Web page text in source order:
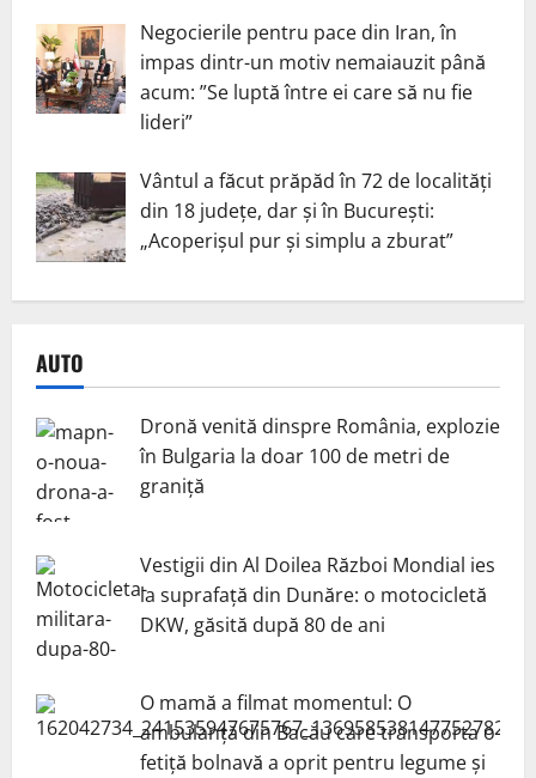
Negocierile pentru pace din Iran, în
impas dintr-un motiv nemaiauzit până
acum: ”Se luptă între ei care să nu fie
lideri”
Vântul a făcut prăpăd în 72 de localități
din 18 județe, dar și în București:
„Acoperișul pur și simplu a zburat”
AUTO
Dronă venită dinspre România, explozie
în Bulgaria la doar 100 de metri de
graniță
Vestigii din Al Doilea Război Mondial ies
la suprafață din Dunăre: o motocicletă
DKW, găsită după 80 de ani
O mamă a filmat momentul: O
ambulanță din Bacău care transporta o
fetiță bolnavă a oprit pentru legume și